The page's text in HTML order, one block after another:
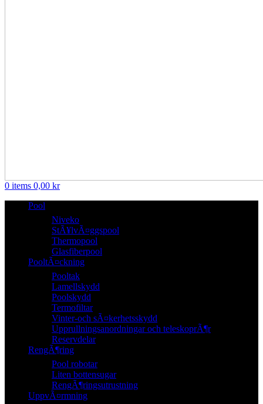
0 items 0,00 kr
Pool
Niveko
StÃ¥lvÃ¤ggspool
Thermopool
Glasfiberpool
PooltÃ¤ckning
Pooltak
Lamellskydd
Poolskydd
Termofiltar
Vinter-och sÃ¤kerhetsskydd
Upprullningsanordningar och teleskoprÃ¶r
Reservdelar
RengÃ¶ring
Pool robotar
Liten bottensugar
RengÃ¶ringsutrustning
UppvÃ¤rmning